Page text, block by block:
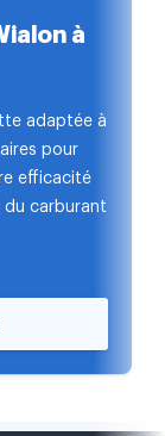
à
adaptée à
pour
efficacité
carburant